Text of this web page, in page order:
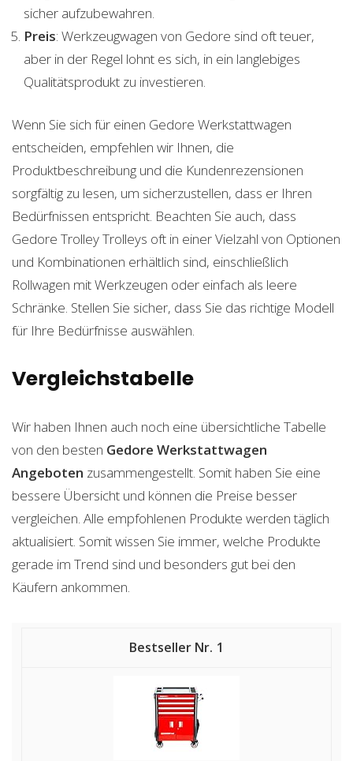
sicher aufzubewahren.
Preis: Werkzeugwagen von Gedore sind oft teuer,
aber in der Regel lohnt es sich, in ein langlebiges
Qualitätsprodukt zu investieren.
Wenn Sie sich für einen Gedore Werkstattwagen
entscheiden, empfehlen wir Ihnen, die
Produktbeschreibung und die Kundenrezensionen
sorgfältig zu lesen, um sicherzustellen, dass er Ihren
Bedürfnissen entspricht. Beachten Sie auch, dass
Gedore Trolley Trolleys oft in einer Vielzahl von Optionen
und Kombinationen erhältlich sind, einschließlich
Rollwagen mit Werkzeugen oder einfach als leere
Schränke. Stellen Sie sicher, dass Sie das richtige Modell
für Ihre Bedürfnisse auswählen.
Vergleichstabelle
Wir haben Ihnen auch noch eine übersichtliche Tabelle
von den besten Gedore Werkstattwagen
Angeboten zusammengestellt. Somit haben Sie eine
bessere Übersicht und können die Preise besser
vergleichen. Alle empfohlenen Produkte werden täglich
aktualisiert. Somit wissen Sie immer, welche Produkte
gerade im Trend sind und besonders gut bei den
Käufern ankommen.
1